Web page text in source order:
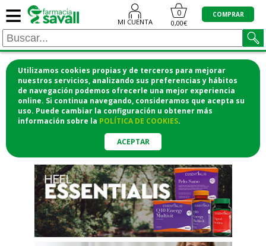
Utilizamos cookies propias y de terceros para mejorar
nuestros servicios, analizando sus preferencias y hábitos
de navegación podemos ofrecerle una mejor experiencia
online. Si continua navegando, consideramos que acepta su
uso. Puede cambiar la configuración u obtener más
información sobre la POLÍTICA DE COOKIES.
ACEPTAR
≡ MI CUENTA
0
0,00€
COMPRAR
¡COMPRA CÓMODAMENTE
DESDE CASA Y RECOGE EN LA
FARMACIA!o si lo prefieres te lo mandamos
a casa